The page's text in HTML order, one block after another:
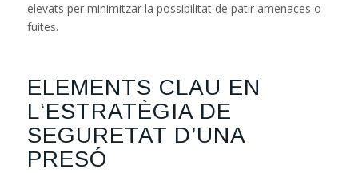
elevats per minimitzar la possibilitat de patir amenaces o
fuites.
ELEMENTS CLAU EN
L‘ESTRATÈGIA DE
SEGURETAT D’UNA
PRESÓ